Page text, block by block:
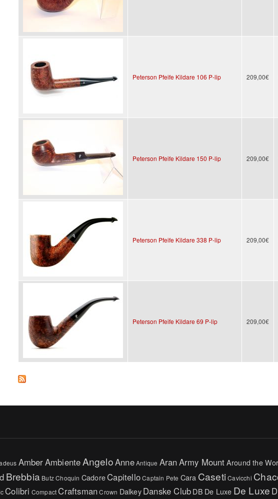
Peterson Pfeife Kildare 106 P-lip 209,00€
Peterson Pfeife Kildare 150 P-lip 209,00€
Peterson Pfeife Kildare 338 P-lip 209,00€
Peterson Pfeife Kildare 69 P-lip 209,00€
AmberAmbienteAngeloAnneAntique AranArmy MountAround the
Brebbia Butz Choquin CadoreCapitelloCaptain Pete Cara CasetiCavicchi
Colibri Compact Craftsman Crown DalkeyDanske ClubDB De Luxe De Luxe